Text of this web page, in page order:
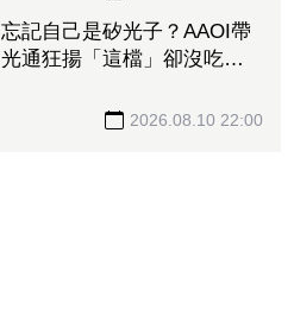
忘記自己是矽光子？AAOI帶
光通狂揚「這檔」卻沒吃到
2026.08.10 22:00